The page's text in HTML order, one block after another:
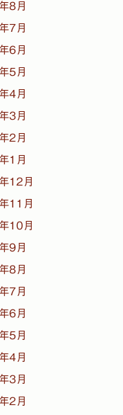
8月
7月
6月
5月
4月
3月
2月
1月
12月
11月
10月
9月
8月
7月
6月
5月
4月
3月
2月